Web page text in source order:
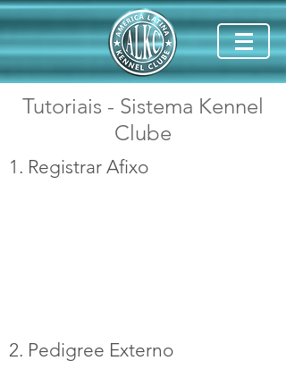
Tutoriais - Sistema Kennel
Clube
1. Registrar Afixo
2. Pedigree Externo